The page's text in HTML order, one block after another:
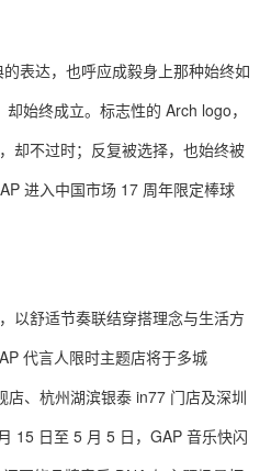
的表达，也呼应成毅身上那种始终如
始终成立。标志性的 Arch logo，
却不过时；反复被选择，也始终被
进入中国市场 17 周年限定棒球
以舒适节奏联结穿搭理念与生活方
代言人限时主题店将于多城
店、杭州湖滨银泰 in77 门店及深圳
15 日至 5 月 5 日，GAP 音乐快闪